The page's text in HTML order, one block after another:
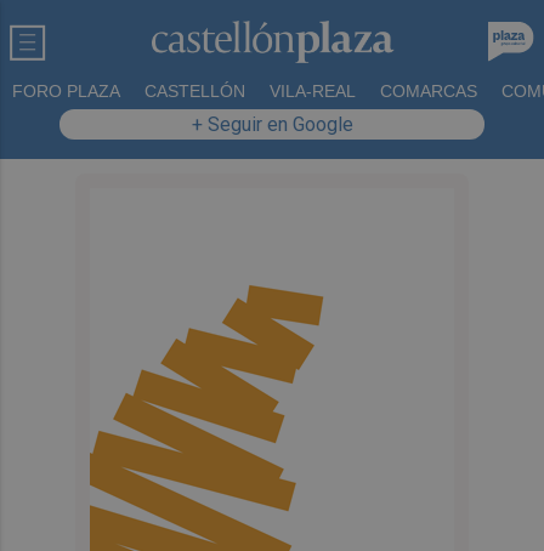
FORO PLAZA CASTELLÓN VILA-REAL COMARCAS
+ Seguir en Google